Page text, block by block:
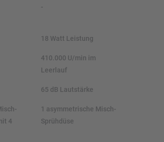
4
-
18 Watt Leistung
410.000 U/min im
Leerlauf
65 dB Lautstärke
1 asymmetrische Misch-
Sprühdüse